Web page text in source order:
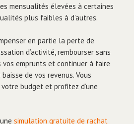
mensualités élevées à certaines
plus faibles à d’autres.
en partie la perte de
d’activité, rembourser sans
emprunts et continuer à faire
de vos revenus. Vous
budget et profitez d’une
simulation gratuite de rachat